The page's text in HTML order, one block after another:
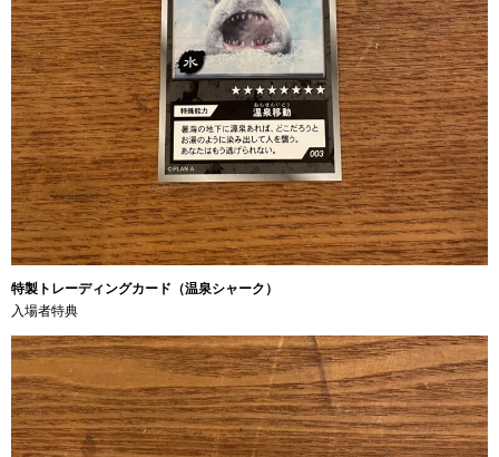
特製トレーディングカード（温泉シャーク）
入場者特典